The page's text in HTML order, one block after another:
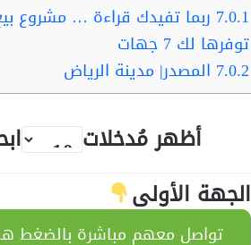
7.0.1 ربما تفيدك قراءة … مشروع
توفرها لك 7 جهات
7.0.2 المصدر| مدينة الرياض
أظهر مُدخلات
الجهة الأولى
تواصل معهم مباشرة بالضغط